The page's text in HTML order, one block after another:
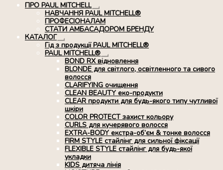
ПРО PAUL MITCHELL
Розгорнуте
вкладене
меню
НАВЧАННЯ PAUL MITCHELL®
ПРОФЕСІОНАЛАМ
СТАТИ АМБАСАДОРОМ БРЕНДУ
КАТАЛОГ
Розгорнуте
вкладене
меню
Гід з продукції PAUL MITCHELL®
PAUL MITCHELL®
Розгорнуте
вкладене
меню
BOND RX вiдновлення
BLONDE для світлого, освітленного та сивого
волосся
CLARIFYING очищення
CLEAN BEAUTY еко-продукти
CLEAR продукти для будь-якого типу чутливої
шкіри
COLOR PROTECT захист кольору
CURLS для кучерявого волосся
EXTRA-BODY екстра-об’єм & тонке волосся
FIRM STYLE стайлінг для сильної фіксації
FLEXIBLE STYLE стайлінг для будь-якої
укладки
KIDS дитяча лінія